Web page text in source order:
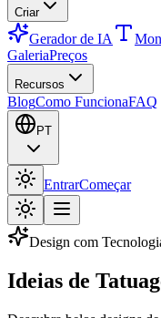
Criar
Gerador de IA
GaleriaPreços
Recursos
BlogComo FuncionaFAQ
PT
EntrarComeçar
Design com
Ideias de